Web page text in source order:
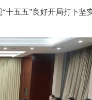
十五五”良好开局打下坚